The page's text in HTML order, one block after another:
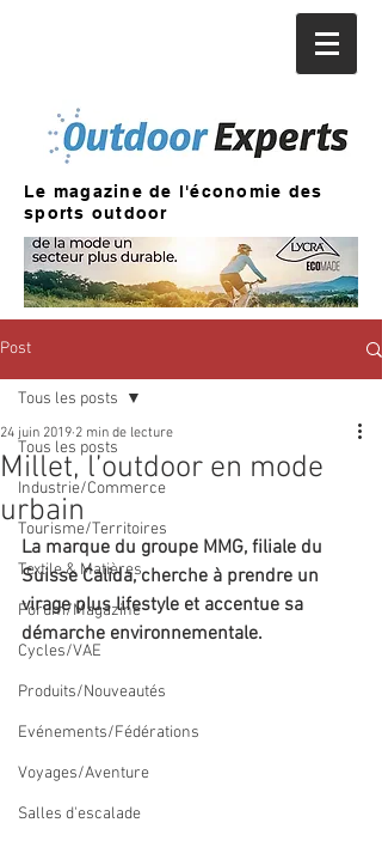
Le magazine de l'économie des
sports outdoor
Post
Tous les posts
Industrie/Commerce
Tourisme/Territoires
Textile & Matières
Forum/Magazine
Cycles/VAE
Produits/Nouveautés
Evénements/Fédérations
Voyages/Aventure
Salles d'escalade
Tous les posts
Millet, l’outdoor en mode
urbain
24 juin 2019 2 min de lecture
La marque du groupe MMG, filiale du
Suisse Calida, cherche à prendre un
virage plus lifestyle et accentue sa
démarche environnementale.